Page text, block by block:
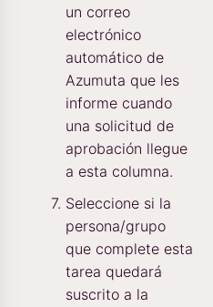
un correo
electrónico
automático de
Azumuta que les
informe cuando
una solicitud de
aprobación llegue
a esta columna.
Seleccione si la
persona/grupo
que complete esta
tarea quedará
suscrito a la